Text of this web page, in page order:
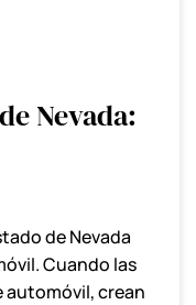
Nevada:
de Nevada
Cuando las
automóvil, crean